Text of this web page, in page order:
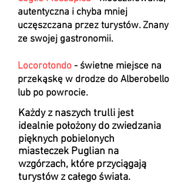
autentyczna i chyba mniej
uczęszczana przez turystów. Znany
ze swojej gastronomii.
Locorotondo - świetne miejsce na
przekąskę w drodze do Alberobello
lub po powrocie.
Każdy z naszych trulli jest
idealnie położony do zwiedzania
pięknych pobielonych
miasteczek Puglian na
wzgórzach, które przyciągają
turystów z całego świata.